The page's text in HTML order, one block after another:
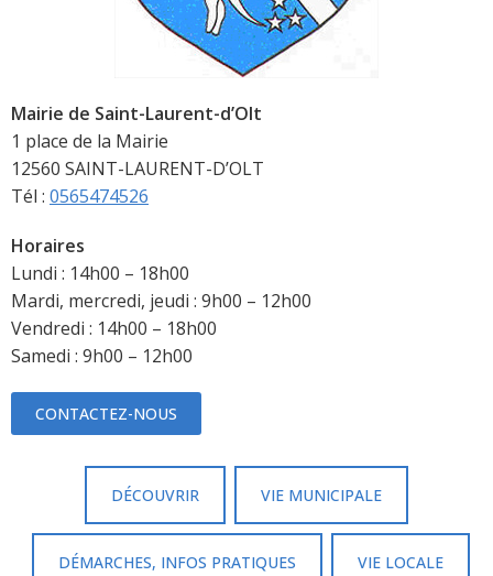
Mairie de Saint-Laurent-d’Olt
1 place de la Mairie
12560 SAINT-LAURENT-D’OLT
Tél : 0565474526
Horaires
Lundi : 14h00 – 18h00
Mardi, mercredi, jeudi : 9h00 – 12h00
Vendredi : 14h00 – 18h00
Samedi : 9h00 – 12h00
CONTACTEZ-NOUS
DÉCOUVRIR VIE MUNICIPALE
DÉMARCHES, INFOS PRATIQUES VIE LOCALE